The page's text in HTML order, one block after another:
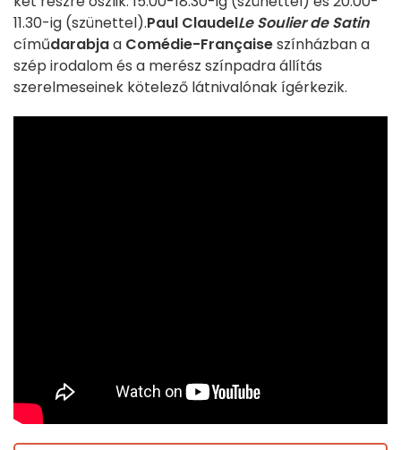
11.30-ig (szünettel).Paul ClaudelLe Soulier de Satin
címűdarabjaa Comédie-Françaiseszínházban a
szép irodalom és a merész színpadra állítás
szerelmeseinek kötelező látnivalónak ígérkezik.